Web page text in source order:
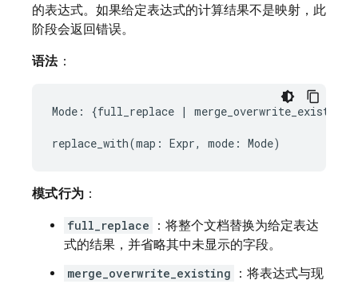
的表达式。如果给定表达式的计算结果不是映射，此
阶段会返回错误。
语法：
Mode: {full_replace | merge_overwrite_existing
模式行为 ：
full_replace
：将整个文档替换为给定表达
式的结果，并省略其中未显示的字段。
merge_overwrite_existing
：将表达式与现